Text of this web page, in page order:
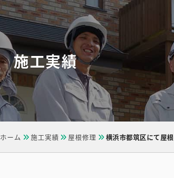
施工実績
ホーム 施工実績 屋根修理 横浜市都筑区にて屋